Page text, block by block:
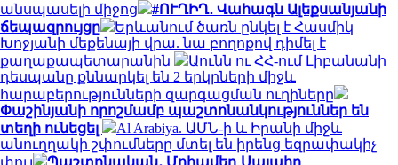
անսպասելի միջոց
#ՈՒՂԻՂ․ Վահագն Ալեքսանյանի
ճեպազրույցը
Երևանում ծառն ընկել է Հասմիկ
Խոջյանի մեքենայի վրա. նա բողոքով դիմել է
քաղաքապետարանին
Աունն ու ՀՀ-ում Լիբանանի
դեսպանը քննարկել են 2 երկրների միջև
հարաբերությունների զարգացման ուղիները
Փաշինյանի որոշմամբ պաշտոնանկություններ են
տեղի ունեցել
Al Arabiya. ԱՄՆ-ի և Իրանի միջև
անուղղակի շփումները մտել են իրենց եզրափակիչ
փուլ
Պաշտոնական․ Մոհամեդ Սալահը